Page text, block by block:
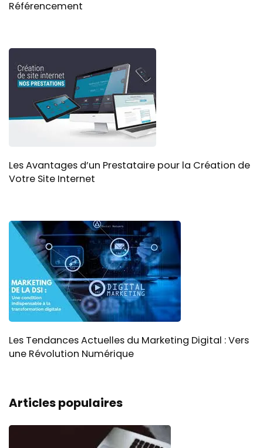
Référencement
Les Avantages d’un Prestataire pour la Création de
Votre Site Internet
Les Tendances Actuelles du Marketing Digital : Vers
une Révolution Numérique
Articles populaires